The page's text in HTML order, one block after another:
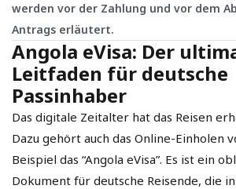
werden vor der Zahlung und vor dem
Antrags erläutert.
Angola eVisa: Der
Leitfaden für deutsche
Passinhaber
Das digitale Zeitalter hat das Reisen
Dazu gehört auch das Online-Einholen
Beispiel das “Angola eVisa”. Es ist ein
Dokument für deutsche Reisende, die